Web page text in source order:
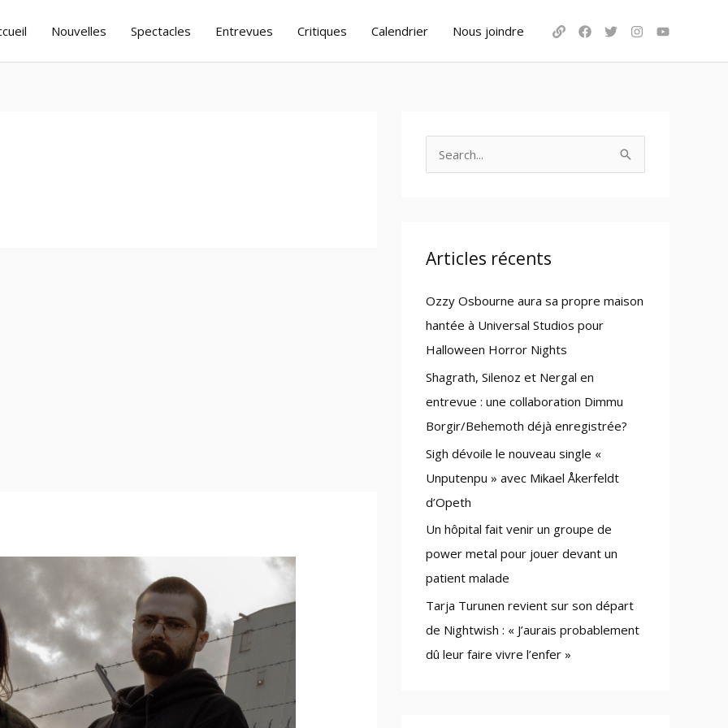
Nouvelles Spectacles Entrevues Critiques Calendrier Nous joindre
c
f
o
r
:
Articles récents
Ozzy Osbourne aura sa propre maison
hantée à Universal Studios pour
Halloween Horror Nights
Shagrath, Silenoz et Nergal en
entrevue : une collaboration Dimmu
Borgir/Behemoth déjà enregistrée?
Sigh dévoile le nouveau single «
Unputenpu » avec Mikael Åkerfeldt
d’Opeth
Un hôpital fait venir un groupe de
power metal pour jouer devant un
patient malade
Tarja Turunen revient sur son départ
de Nightwish : « J’aurais probablement
dû leur faire vivre l’enfer »